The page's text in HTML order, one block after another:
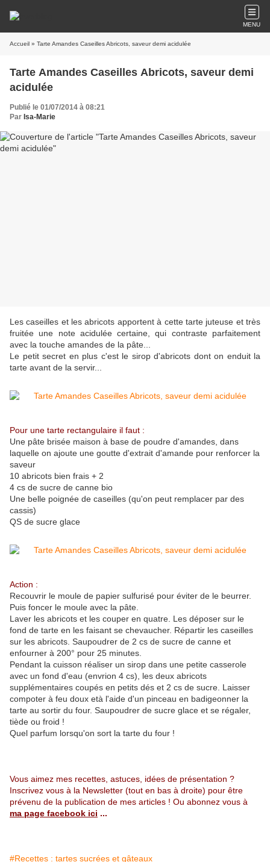
MENU
Accueil » Tarte Amandes Caseilles Abricots, saveur demi acidulée
Tarte Amandes Caseilles Abricots, saveur demi
acidulée
Publié le 01/07/2014 à 08:21
Par Isa-Marie
Les caseilles et les abricots apportent à cette tarte juteuse et très
fruitée une note acidulée certaine, qui contraste parfaitement
avec la touche amandes de la pâte...
Le petit secret en plus c'est le sirop d'abricots dont on enduit la
tarte avant de la servir...
Pour une tarte rectangulaire il faut :
Une pâte brisée maison à base de poudre d'amandes, dans
laquelle on ajoute une goutte d'extrait d'amande pour renforcer la
saveur
10 abricots bien frais + 2
4 cs de sucre de canne bio
Une belle poignée de caseilles (qu'on peut remplacer par des
cassis)
QS de sucre glace
Action :
Recouvrir le moule de papier sulfurisé pour éviter de le beurrer.
Puis foncer le moule avec la pâte.
Laver les abricots et les couper en quatre. Les déposer sur le
fond de tarte en les faisant se chevaucher. Répartir les caseilles
sur les abricots. Saupoudrer de 2 cs de sucre de canne et
enfourner à 200° pour 25 minutes.
Pendant la cuisson réaliser un sirop dans une petite casserole
avec un fond d'eau (envrion 4 cs), les deux abricots
supplémentaires coupés en petits dés et 2 cs de sucre. Laisser
compoter à feu doux età l'aide d'un pinceau en badigeonner la
tarte au sortir du four. Saupoudrer de sucre glace et se régaler,
tiède ou froid !
Quel parfum lorsqu'on sort la tarte du four !
Vous aimez mes recettes, astuces, idées de présentation ?
Inscrivez vous à la Newsletter (tout en bas à droite) pour être
prévenu de la publication de mes articles ! Ou abonnez vous à
ma page facebook ici ...
#Recettes : tartes sucrées et gâteaux